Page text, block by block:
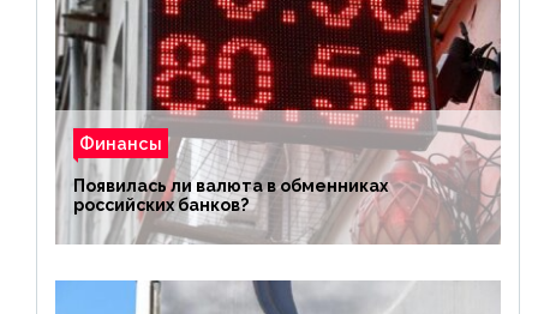
Финансы
Появилась ли валюта в обменниках
российских банков?